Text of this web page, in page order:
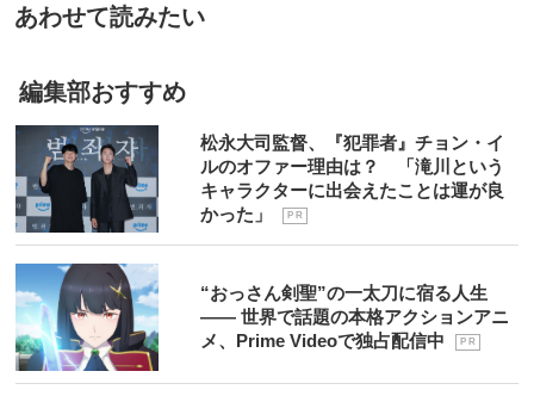
あわせて読みたい
編集部おすすめ
松永大司監督、『犯罪者』チョン・イ
ルのオファー理由は？ 「滝川という
キャラクターに出会えたことは運が良
かった」
P R
“おっさん剣聖”の一太刀に宿る人生
―― 世界で話題の本格アクションアニ
メ、Prime Videoで独占配信中
P R